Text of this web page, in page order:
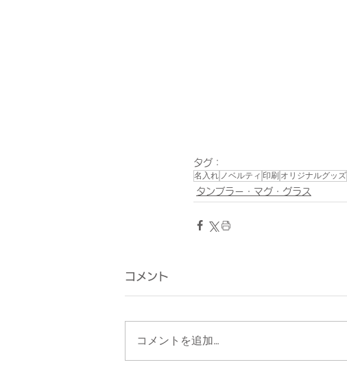
タグ：
名入れ ノベルティ 印刷 オリジナルグッズ
タンブラー・マグ・グラス
コメント
コメントを追加…